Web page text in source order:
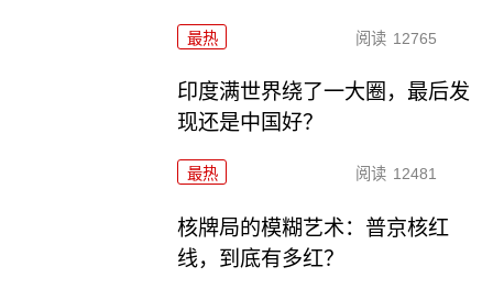
最热 阅读 12765
印度满世界绕了一大圈，最后发
现还是中国好？
最热 阅读 12481
核牌局的模糊艺术：普京核红
线，到底有多红？